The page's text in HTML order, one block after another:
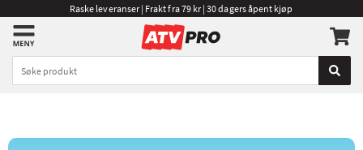
Raske leveranser | Frakt fra 79 kr | 30 dagers åpent kjøp